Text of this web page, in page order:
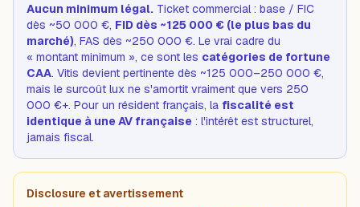
Aucun minimum légal. Ticket commercial : base / FIC
dès ~50 000 €, FID dès ~125 000 € (le plus bas du
marché), FAS dès ~250 000 €. Le vrai cadre du
« montant minimum », ce sont les catégories de fortune
CAA. Vitis devient pertinente dès ~125 000–250 000 €,
mais le surcoût lux ne s'amortit vraiment que vers 250
000 €+. Pour un résident français, la fiscalité est
identique à une AV française : l'intérêt est structurel,
jamais fiscal.
Disclosure et avertissement